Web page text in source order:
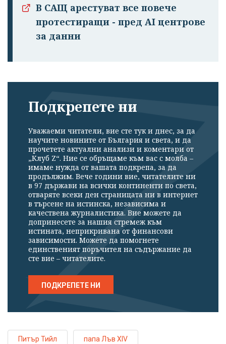
В САЩ арестуват все повече
протестиращи - пред AI центрове
за данни
Подкрепете ни
Уважаеми читатели, вие сте тук и днес, за да
научите новините от България и света, и да
прочетете актуални анализи и коментари от
„Клуб Z“. Ние се обръщаме към вас с молба –
имаме нужда от вашата подкрепа, за да
продължим. Вече години вие, читателите ни
в 97 държави на всички континенти по света,
отваряте всеки ден страницата ни в интернет
в търсене на истинска, независима и
качествена журналистика. Вие можете да
допринесете за нашия стремеж към
истината, неприкривана от финансови
зависимости. Можете да помогнете
единственият поръчител на съдържание да
сте вие – читателите.
ПОДКРЕПЕТЕ НИ
Питър Тийл папа Лъв XIV